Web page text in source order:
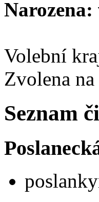
Narozena:
Volební
Zvolena
Seznam